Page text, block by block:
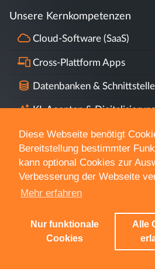
Diese Webseite benötigt
Bereitstellung bestimmter
kann optional Cookies zur
Verbesserung der Webseite
Mehr erfahren
Nur funktionale
Cookies
Alle
© 2012 - 2026
SD Software-